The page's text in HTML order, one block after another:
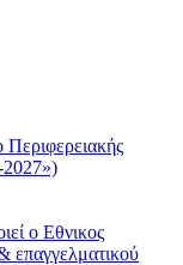
ο Εθνικος
επαγγελματικού